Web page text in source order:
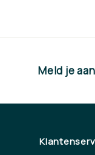
Meld je